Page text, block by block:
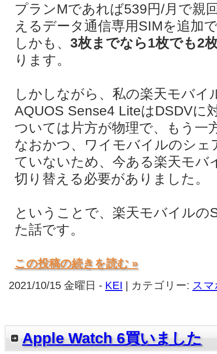
プランMであれば539円/月で親
えるデータ通信専用SIMを追加
しかも、 3枚までなら1枚でも2
ります。
しかしながら、私の楽天モバイ
AQUOS Sense4 LiteはDSDVに
ついては片方が物理で、もう一
なおかつ、ワイモバイルのシェ
ていないため、今ある楽天モバ
切り替える必要がありました。
ということで、楽天モバイルの
た話です。
この投稿の続きを読む »
2021/10/15 金曜日 - KEI | カテゴリー: ス
Apple Watch 6買いました